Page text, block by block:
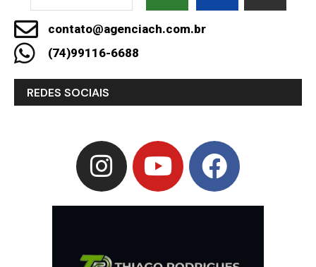
contato@agenciach.com.br
(74)99116-6688
REDES SOCIAIS